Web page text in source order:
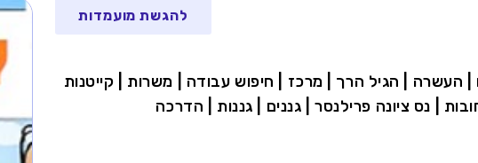
להגשת מועמדות
| העשרה | הגיל הרך | מרכז | חיפוש עבודה | משרות | קייטנות
| נס ציונה פרילנסר | גננים | גננות | הדרכה